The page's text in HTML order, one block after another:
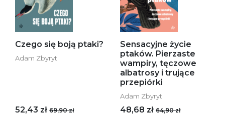
Czego się boją ptaki?
Adam Zbyryt
52,43 zł 69,90 zł
Sensacyjne życie
ptaków. Pierzaste
wampiry, tęczowe
albatrosy i trujące
przepiórki
Adam Zbyryt
48,68 zł 64,90 zł